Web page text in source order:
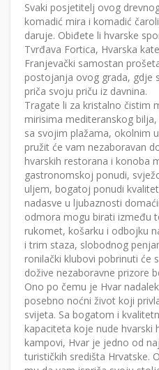
Svaki posjetitelj ovog
komadić mira i komadić
daruje. Obiđete li hvarske
Tvrđava Fortica, Hvarska
Franjevački samostan
postojanja ovog grada, gdje
priča svoju priču iz davnina.
Tragate li za kristalno čistim
mirisima mediteranskog
sa svojim plažama, okolnim
pružit će vam nezaboravan
hvarskih restorana i konoba
gastronomskoj ponudi,
uljem, bogatoj ponudi
nadasve u ljubaznosti
odmora mogu birati između
rukomet, košarku i odbojku
i trim staza, slobodnog
ronilački klubovi pobrinuti će
dožive nezaboravne prizore
Ono po čemu je Hvar
posebno noćni život koji
svijeta. Sa bogatom i
kapaciteta koje nude hvarski
kampovi, Hvar je jedno od
turističkih središta Hrvatske.